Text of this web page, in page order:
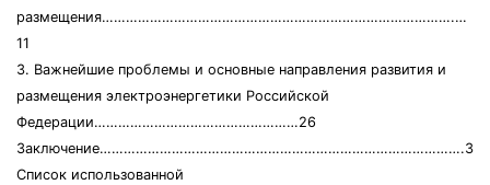
размещения…………………………………………………………………………….…
11
3. Важнейшие проблемы и основные направления развития и
размещения электроэнергетики Российской
Федерации……………………………………………26
Заключение……………………………………………………………………………….31
Список использованной